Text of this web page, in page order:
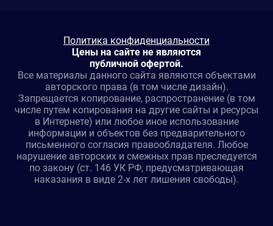
Цены на сайте не являются
публичной офертой.
Все материалы данного сайта являются объектами
авторского права (в том числе дизайн).
Запрещается копирование, распространение (в том
числе путем копирования на другие сайты и ресурсы
в Интернете) или любое иное использование
информации и объектов без предварительного
письменного согласия правообладателя. Любое
нарушение авторских и смежных прав преследуется
по закону (ст. 146 УК РФ, предусматривающая
наказания в виде 2-х лет лишения свободы).
Политика конфиденциальности